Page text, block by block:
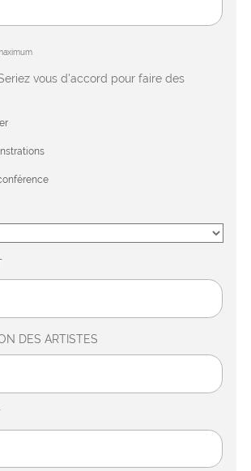
vous d'accord pour faire des
DES ARTISTES